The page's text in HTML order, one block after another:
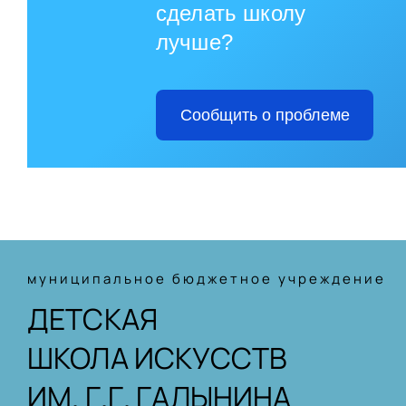
сделать школу
лучше?
Сообщить о проблеме
муниципальное бюджетное учреждение
ДЕТСКАЯ
ШКОЛА ИСКУССТВ
ИМ. Г.Г. ГАЛЫНИНА